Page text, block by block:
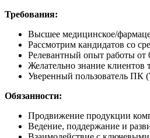
Требования:
Высшее медицинское/
Рассмотрим кандидатов со
Релевантный опыт работы от
Желательно знание клиентов
Уверенный пользователь ПК
Обязанности:
Продвижение продукции
Ведение, поддержание и